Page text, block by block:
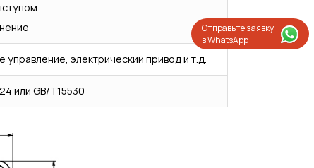
Отправьте заявку
в WhatsApp
электрический привод и т.д.
или GB/T15530